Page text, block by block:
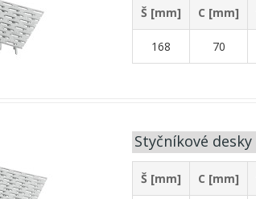
Š [mm] C [mm]
168 70
Styčníkové desky
Š [mm] C [mm]